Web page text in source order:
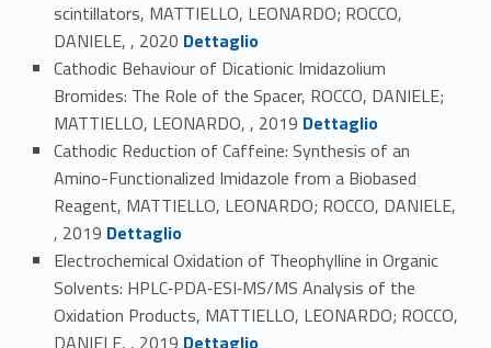
scintillators, MATTIELLO, LEONARDO; ROCCO,
DANIELE, , 2020 Link identifier #identifier_person_188999-30
Dettaglio
Cathodic Behaviour of Dicationic Imidazolium
Bromides: The Role of the Spacer, ROCCO, DANIELE;
MATTIELLO, LEONARDO, , 2019Link identifier #identifier_person_122723-31
Dettaglio
Cathodic Reduction of Caffeine: Synthesis of an
Amino-Functionalized Imidazole from a Biobased
Reagent, MATTIELLO, LEONARDO; ROCCO, DANIELE,
, 2019 Link identifier #identifier_person_53081-32
Dettaglio
Electrochemical Oxidation of Theophylline in Organic
Solvents: HPLC‐PDA‐ESI‐MS/MS Analysis of the
Oxidation Products, MATTIELLO, LEONARDO; ROCCO,
DANIELE, , 2019 Link identifier #identifier_person_48780-33
Dettaglio